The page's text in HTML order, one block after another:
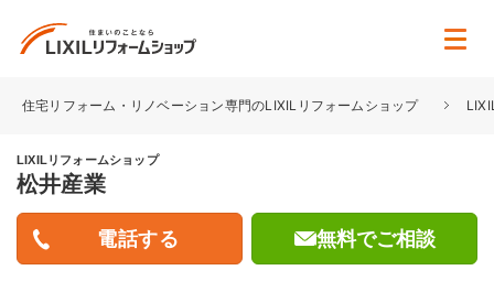
住宅リフォーム・リノベーション専門のLIXILリフォームショップ
LIXILリフォームショップ
松井産業
無料でご相談